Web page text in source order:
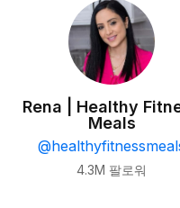
Rena | Healthy
Meals
@
4.3M 팔로워